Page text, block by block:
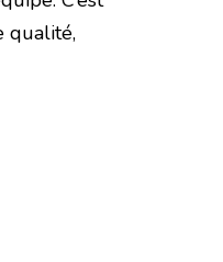
qualité,